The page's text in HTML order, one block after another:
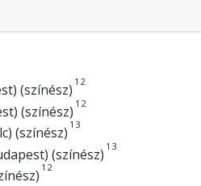
(színész) 1 2
(színész) 1 2
(színész) 1 3
(színész) 1 3
1 2